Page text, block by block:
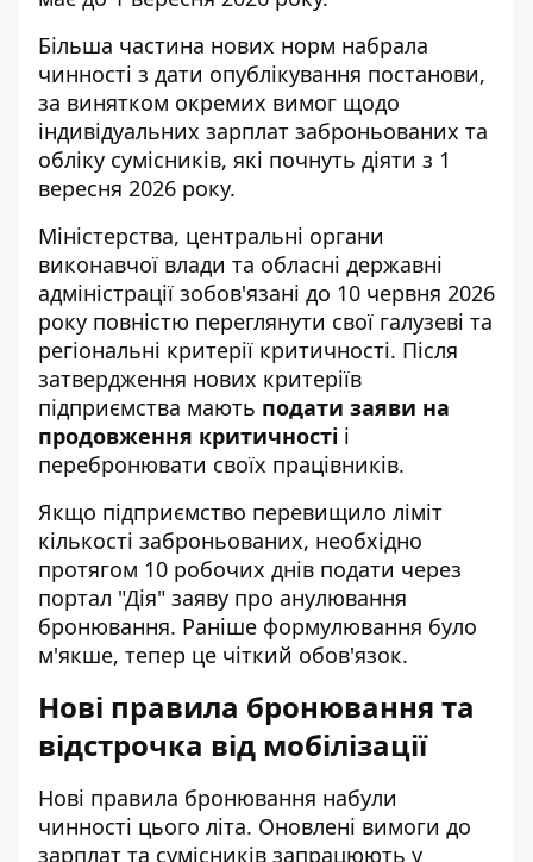
Більша частина нових норм набрала
чинності з дати опублікування постанови,
за винятком окремих вимог щодо
індивідуальних зарплат заброньованих та
обліку сумісників, які почнуть діяти з 1
вересня 2026 року.
Міністерства, центральні органи
виконавчої влади та обласні державні
адміністрації зобов'язані до 10 червня 2026
року повністю переглянути свої галузеві та
регіональні критерії критичності. Після
затвердження нових критеріїв
підприємства мають подати заяви на
продовження критичності і
перебронювати своїх працівників.
Якщо підприємство перевищило ліміт
кількості заброньованих, необхідно
протягом 10 робочих днів подати через
портал "Дія" заяву про анулювання
бронювання. Раніше формулювання було
м'якше, тепер це чіткий обов'язок.
Нові правила бронювання та
відстрочка від мобілізації
Нові правила бронювання набули
чинності цього літа. Оновлені вимоги до
зарплат та сумісників запрацюють у